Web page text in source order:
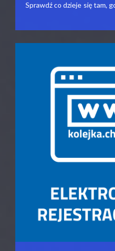
Sprawdź co dzieje się tam,